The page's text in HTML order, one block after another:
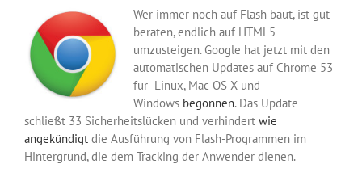
Wer immer noch auf Flash baut, ist gut
beraten, endlich auf HTML5
umzusteigen. Google hat jetzt mit den
automatischen Updates auf Chrome 53
für Linux, Mac OS X und
Windows begonnen. Das Update
schließt 33 Sicherheitslücken und verhindert wie
angekündigt die Ausführung von Flash-Programmen im
Hintergrund, die dem Tracking der Anwender dienen.